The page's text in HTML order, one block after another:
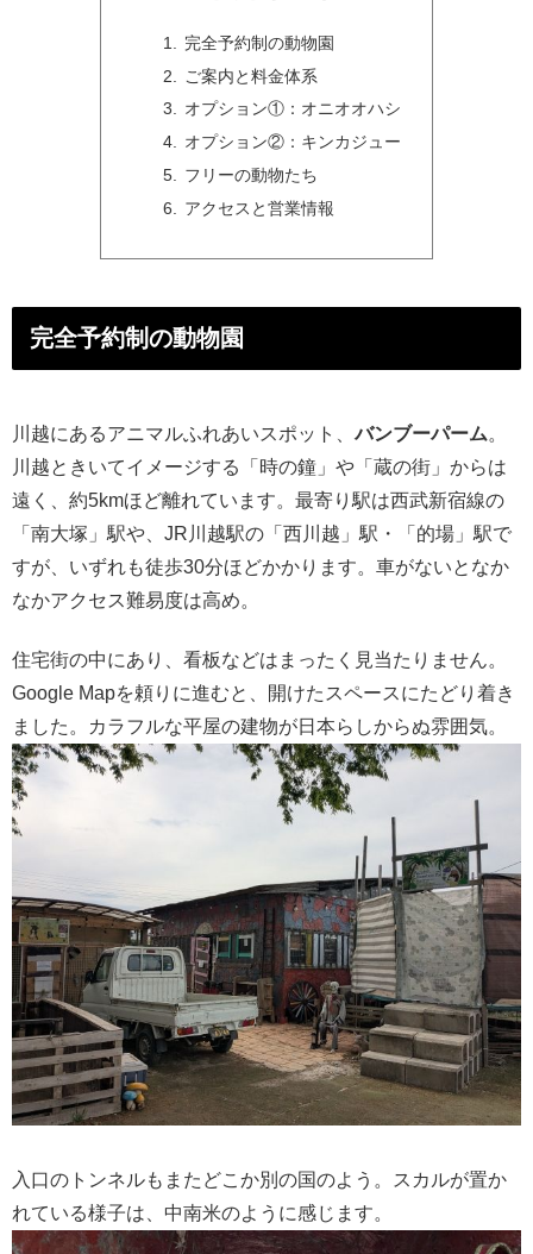
完全予約制の動物園
ご案内と料金体系
オプション①：オニオオハシ
オプション②：キンカジュー
フリーの動物たち
アクセスと営業情報
完全予約制の動物園
川越にあるアニマルふれあいスポット、バンブーパーム。
川越ときいてイメージする「時の鐘」や「蔵の街」からは
遠く、約5kmほど離れています。最寄り駅は西武新宿線の
「南大塚」駅や、JR川越駅の「西川越」駅・「的場」駅で
すが、いずれも徒歩30分ほどかかります。車がないとなか
なかアクセス難易度は高め。
住宅街の中にあり、看板などはまったく見当たりません。
Google Mapを頼りに進むと、開けたスペースにたどり着き
ました。カラフルな平屋の建物が日本らしからぬ雰囲気。
入口のトンネルもまたどこか別の国のよう。スカルが置か
れている様子は、中南米のように感じます。